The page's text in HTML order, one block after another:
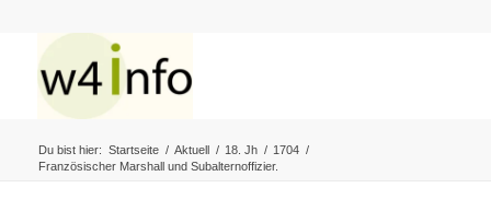
Du bist hier: Startseite / Aktuell / 18. Jh / 1704 /
Französischer Marshall und Subalternoffizier.